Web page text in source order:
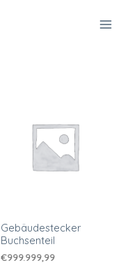
Gebäudestecker
Buchsenteil
€999.999,99